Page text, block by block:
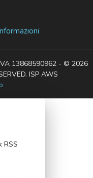
13868590962 - © 2026
ISP AWS
RSS